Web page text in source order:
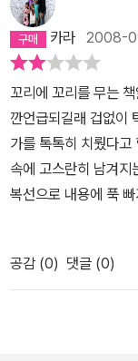
뿐인 모호한 설정은
심리에 심취하게 된다
으로 인물 간의 관계
적인 가정교사 혹은
정교사로.​하지만 어느
단서들로 내내 혼돈이
이야기에 제목을 붙
증폭시켰던 건 마일스
서 풍겨오는 그 어떤
는다.​그녀가 보았던
유령의 실체를 믿을
기독교 집안에서 나
든 질문에 대답하면
지 않았구나''눈을 뜨
데?' '선생님에 관한
겠지만 전 우리 사이
거니,마일스?' '선생님
모든 일들도' '나머지
요' 어린 여동생 플로
어쩐일인지 대화는 주
나 이 대화는 미묘하
수가 없다. 가정교사
과 최초의 도입부의
카라 2008-
꼬리에 꼬리를 무는
깐언급되길래 겁없이
가를 톡톡히 치뤘다고
속에 고스란히 남겨
복선으로 내용에 푹
라는 머리로는 작가
야기? 아니면 심리적
면 가정부의 심리싸움
만 사실적인 묘사들..
공감 (0) 댓글 (0)